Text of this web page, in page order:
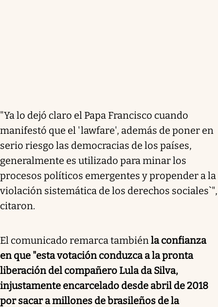
"Ya lo dejó claro el Papa Francisco cuando
manifestó que el 'lawfare', además de poner en
serio riesgo las democracias de los países,
generalmente es utilizado para minar los
procesos políticos emergentes y propender a la
violación sistemática de los derechos sociales`",
citaron.
El comunicado remarca tambiénla confianza
en que "esta votación conduzca a la pronta
liberación del compañero Lula da Silva,
injustamente encarcelado desde abril de 2018
por sacar a millones de brasileños de la